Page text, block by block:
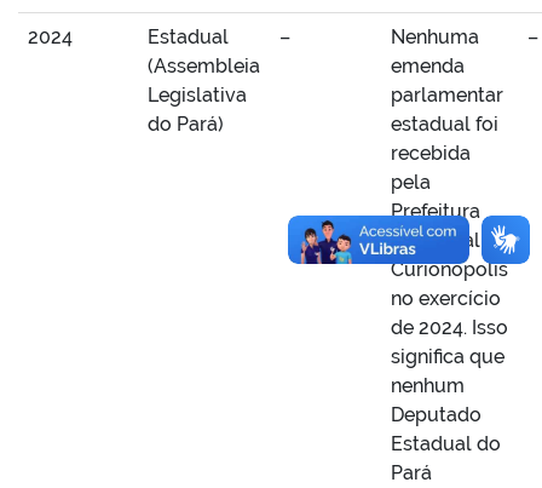
2024
Estadual
(Assembleia
Legislativa
do Pará)
–
Nenhuma
emenda
parlamentar
estadual foi
recebida
pela
Prefeitura
Municipal de
Curionópolis
no exercício
de 2024. Isso
significa que
nenhum
Deputado
Estadual do
Pará
–